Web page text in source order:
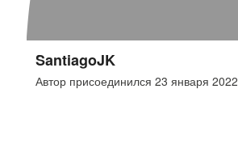
SantiagoJK
Автор присоединился 23 января 2022